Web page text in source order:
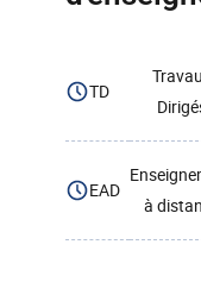
TD
EAD
à